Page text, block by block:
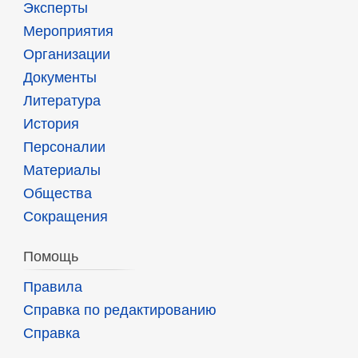
Эксперты
Мероприятия
Организации
Документы
Литература
История
Персоналии
Материалы
Общества
Сокращения
Помощь
Правила
Справка по редактированию
Справка